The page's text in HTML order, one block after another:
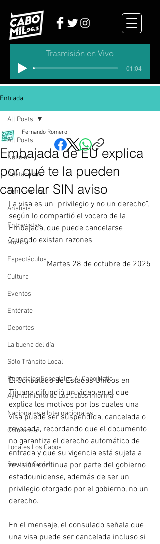
Trasmisión en Vivo
-01:04
Entrada
All Posts
Noticias
Destacados
Tema del dia
Analisis
Entrevistas
Música
Espectáculos
Cultura
Eventos
Entérate
Deportes
La buena del día
Sólo Tránsito Local
Reportajes Especiales Al Cabo Notic
Ayuntamiento de Los Cabos Informa
Nacionales e Internacionales
Columnas
Locales Los Cabos
Servicio Social
All Posts
Embajada de EU explica
por qué te la pueden
cancelar SIN aviso
Fernando Romero
La visa es un "privilegio y no un derecho",
según lo compartió el vocero de la
Embajada, que puede cancelarse
"cuando existan razones"
Martes 28 de octubre de 2025
El Consulado de Estados Unidos en
Tijuana difundió un video en el que
explica los motivos por los cuales una
visa puede ser suspendida, cancelada o
revocada, recordando que el documento
no garantiza el derecho automático de
entrada y que su vigencia está sujeta a
revisión continua por parte del gobierno
estadounidense, además de ser un
privilegio otorgado por el gobierno, no un
derecho.
En el mensaje, el consulado señala que
una visa puede ser cancelada incluso si